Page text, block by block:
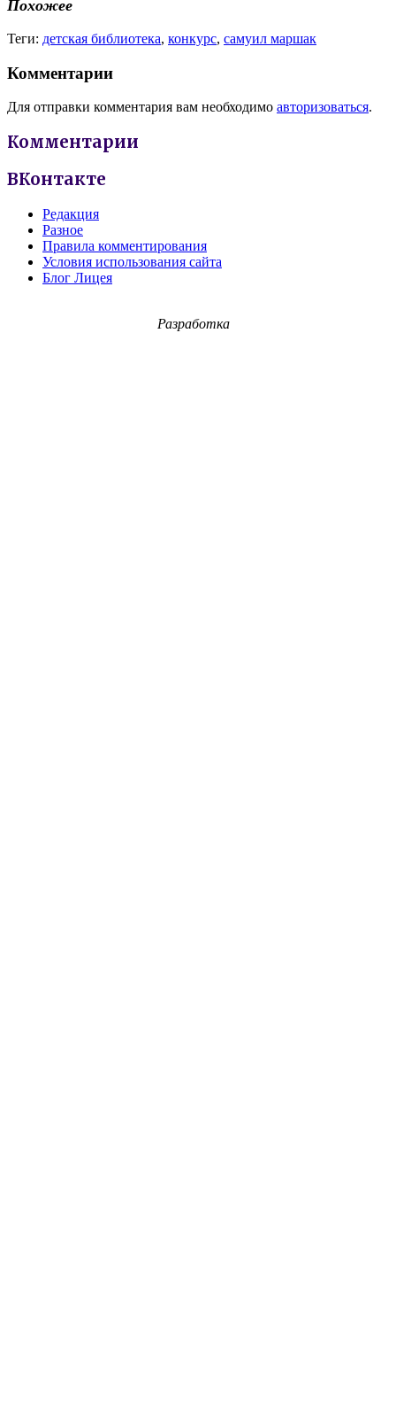
Похожее
Теги: детская библиотека, конкурс, самуил маршак
Комментарии
Для отправки комментария вам необходимо авторизоваться.
Комментарии
ВКонтакте
Редакция
Разное
Правила комментирования
Условия использования сайта
Блог Лицея
Разработка